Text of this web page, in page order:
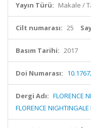
Yayın Türü: Makale /
Cilt numarası: 25
Basım Tarihi: 2017
Doi Numarası:
Dergi Adı: FLORENCE
FLORENCE